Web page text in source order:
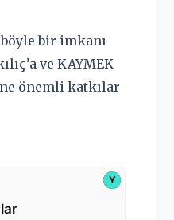
bir imkanı
ve KAYMEK
önemli katkılar